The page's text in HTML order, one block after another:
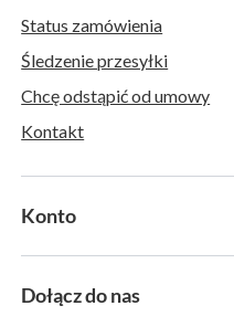
Status zamówienia
Śledzenie przesyłki
Chcę odstąpić od umowy
Kontakt
Konto
Dołącz do nas